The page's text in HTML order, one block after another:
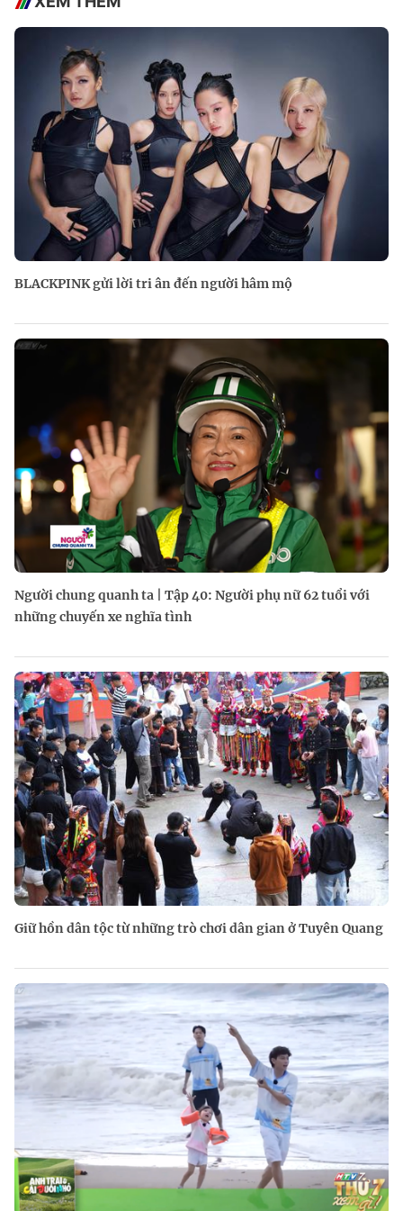
BLACKPINK gửi lời tri ân đến người hâm mộ
Người chung quanh ta | Tập 40: Người phụ nữ 62 tuổi với
những chuyến xe nghĩa tình
Giữ hồn dân tộc từ những trò chơi dân gian ở Tuyên Quang